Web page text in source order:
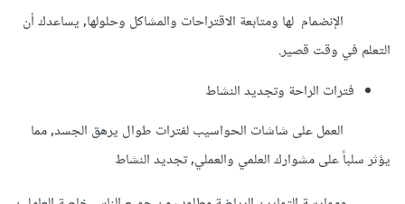
الإنضمام لها ومتابعة الاقتراحات والمشاكل وحلولها, يساعدك أن
التعلم في وقت قصير.
فترات الراحة وتجديد النشاط
العمل على شاشات الحواسيب لفترات طوال يرهق الجسد, مما
يؤثر سلباً على مشوارك العلمي والعملي, تجديد النشاط